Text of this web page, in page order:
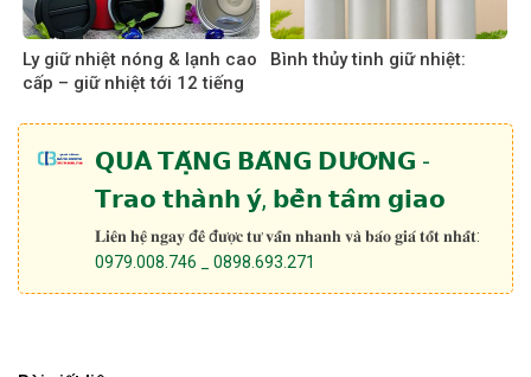
Ly giữ nhiệt nóng & lạnh cao
cấp – giữ nhiệt tới 12 tiếng
Bình thủy tinh giữ nhiệt:
𝗤𝗨𝗔̀ 𝗧𝗔̣̆𝗡𝗚 𝗕𝗔̆𝗡𝗚 𝗗𝗨̛𝗢̛𝗡𝗚 -
𝗧𝗿𝗮𝗼 𝘁𝗵𝗮̀𝗻𝗵 𝘆́, 𝗯𝗲̂̀𝗻 𝘁𝗮̂𝗺 𝗴𝗶𝗮𝗼
𝐋𝐢𝐞̂𝐧 𝐡𝐞̣̂ 𝐧𝐠𝐚𝐲 đ𝐞̂̉ đ𝐮̛𝐨̛̣𝐜 𝐭𝐮̛ 𝐯𝐚̂́𝐧 𝐧𝐡𝐚𝐧𝐡 𝐯𝐚̀ 𝐛𝐚́𝐨 𝐠𝐢𝐚́ 𝐭𝐨̂́𝐭 𝐧𝐡𝐚̂́𝐭:
0979.008.746 _ 0898.693.271